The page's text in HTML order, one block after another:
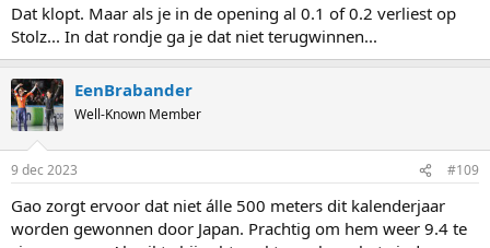
Dat klopt. Maar als je in de opening al 0.1 of 0.2 verliest op
Stolz... In dat rondje ga je dat niet terugwinnen...
EenBrabander
Well-Known Member
9 dec 2023 #109
Gao zorgt ervoor dat niet álle 500 meters dit kalenderjaar
worden gewonnen door Japan. Prachtig om hem weer 9.4 te